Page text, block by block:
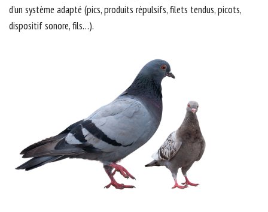
d’un système adapté (pics, produits répulsifs, filets tendus, picots,
dispositif sonore, fils…).